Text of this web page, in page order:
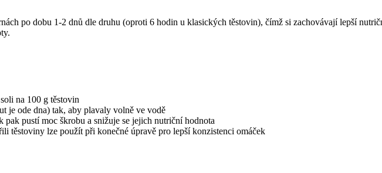
po dobu 1-2 dnů dle druhu (oproti 6 hodin u klasických těstovin), čímž si zachovávají lepší
na 100 g těstovin
je ode dna) tak, aby plavaly volně ve vodě
pak pustí moc škrobu a snižuje se jejich nutriční hodnota
těstoviny lze použít při konečné úpravě pro lepší konzistenci omáček